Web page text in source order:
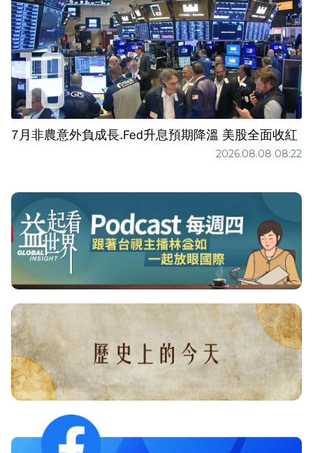
7月非農意外負成長.Fed升息預期降溫 美股全面收紅
2026.08.08 08:22